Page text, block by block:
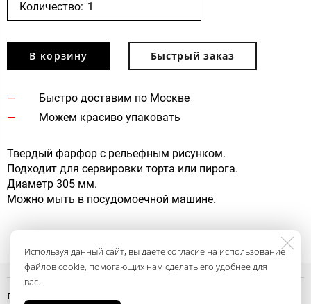
Количество:
В корзину Быстрый заказ
Быстро доставим по Москве
Можем красиво упаковать
Твердый фарфор с рельефным рисунком.
Подходит для сервировки торта или пирога.
Диаметр 305 мм.
Можно мыть в посудомоечной машине.
Используя данный сайт, вы даете согласие на использование
файлов cookie, помогающих нам сделать его удобнее для
вас.
Политика конфиденциальности